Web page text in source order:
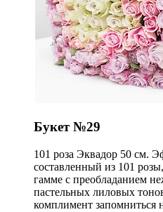
Букет №29
101 роза Эквадор 50 см.
составленный из 101
гамме с преобладанием
пастельных лиловых
комплимент запомниться